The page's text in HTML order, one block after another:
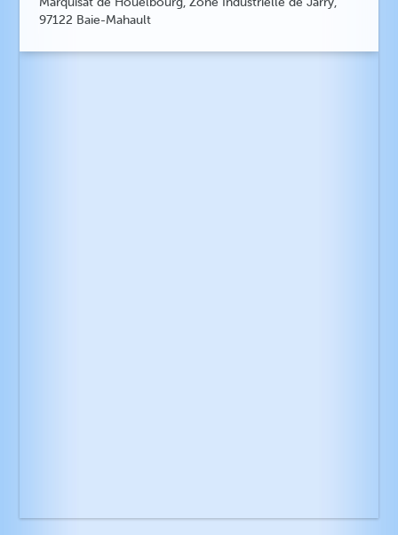
97122 Baie-Mahault